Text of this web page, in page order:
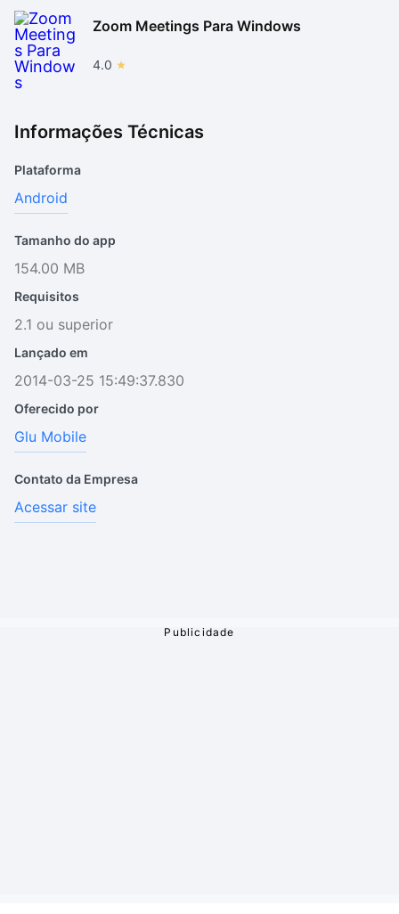
Zoom Meetings Para Windows
4.0
Informações Técnicas
Plataforma
Android
Tamanho do app
154.00 MB
Requisitos
2.1 ou superior
Lançado em
2014-03-25 15:49:37.830
Oferecido por
Glu Mobile
Contato da Empresa
Acessar site